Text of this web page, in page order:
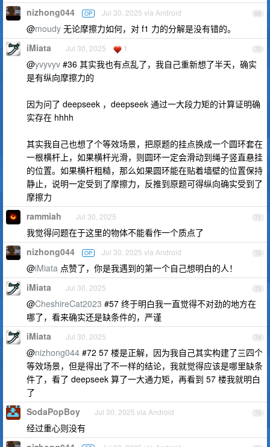
69
nizhong044 OP Jul 30, 2025 via Android
@moudy 无论摩擦力如何，对 f1 力的分解是没有错的。
70
iMiata Jul 30, 2025 1
@yvyvyv #36 其实我也有点乱了，我自己重新想了半天，确实
是有纵向摩擦力的
因为问了 deepseek ，deepseek 通过一大段力矩的计算证明确
实存在 hhhh
其实我自己也想了个等效场景，把原题的挂点换成一个圆环套在
一根横杆上，如果横杆光滑，则圆环一定会滑动到绳子竖直悬挂
的位置。如果横杆粗糙，那么如果圆环能在贴着墙壁的位置保持
静止，说明一定受到了摩擦力，反推到原题可得纵向确实受到了
摩擦力
71
rammiah Jul 30, 2025
我觉得问题在于这里的物体不能看作一个质点了
72
nizhong044 OP Jul 30, 2025 via Android
@iMiata 点赞了，你是我遇到的第一个自己想明白的人！
73
iMiata Jul 30, 2025
@CheshireCat2023 #57 终于明白我一直觉得不对劲的地方在
哪了，看来确实还是缺条件的，严谨
74
iMiata Jul 30, 2025
@nizhong044 #72 57 楼是正解，因为我自己其实构建了三四个
等效场景，但是得出了不一样的结论，我就觉得应该是哪里缺条
件了，看了 deepseek 算了一大通力矩，再看到 57 楼我就明白
了
75
SodaPopBoy Jul 30, 2025 via Android
经过重心则没有